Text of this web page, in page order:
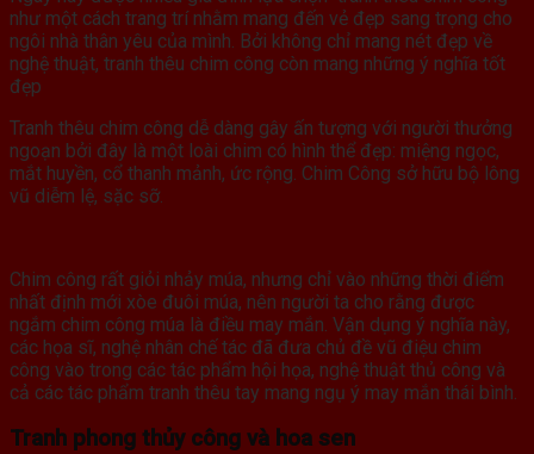
như một cách trang trí nhằm mang đến vẻ đẹp sang trọng cho
ngôi nhà thân yêu của mình. Bởi không chỉ mang nét đẹp về
nghệ thuật, tranh thêu chim công còn mang những ý nghĩa tốt
đẹp
Tranh thêu chim công dễ dàng gây ấn tượng với người thưởng
ngoạn bởi đây là một loài chim có hình thể đẹp: miệng ngọc,
mắt huyền, cổ thanh mảnh, ức rộng. Chim Công sở hữu bộ lông
vũ diễm lệ, sặc sỡ.
Chim công rất giỏi nhảy múa, nhưng chỉ vào những thời điểm
nhất định mới xòe đuôi múa, nên người ta cho rằng được
ngắm chim công múa là điều may mắn. Vận dụng ý nghĩa này,
các họa sĩ, nghệ nhân chế tác đã đưa chủ đề vũ điệu chim
công vào trong các tác phẩm hội họa, nghệ thuật thủ công và
cả các tác phẩm tranh thêu tay mang ngụ ý may mắn thái bình.
Tranh phong thủy công và hoa sen